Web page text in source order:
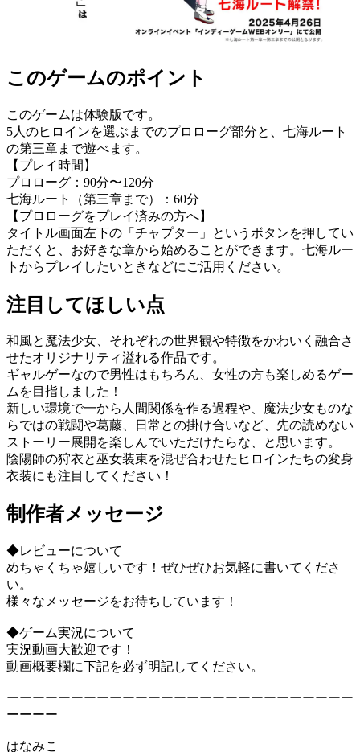
このゲームのポイント
このゲームは体験版です。
5人のヒロインを選ぶまでのプロローグ部分と、七海ルート
の第三章まで遊べます。
【プレイ時間】
プロローグ：90分〜120分
七海ルート（第三章まで）：60分
【プロローグをプレイ済みの方へ】
タイトル画面左下の「チャプター」というボタンを押してい
ただくと、お好きな章から始めることができます。七海ルー
トからプレイしたいときなどにご活用ください。
注目してほしい点
和風と魔法少女、それぞれの世界観や特徴をかわいく融合さ
せたオリジナリティ溢れる作品です。
ギャルゲーなので男性はもちろん、女性の方も楽しめるゲー
ムを目指しました！
新しい環境で一から人間関係を作る過程や、魔法少女ものな
らではの戦闘や葛藤、日常との掛け合いなど、先の読めない
ストーリー展開を楽しんでいただけたらな、と思います。
陰陽師の狩衣と巫女装束を混ぜ合わせたヒロインたちの変身
衣装にも注目してください！
制作者メッセージ
◆レビューについて
めちゃくちゃ嬉しいです！ぜひぜひお気軽に書いてくださ
い。
様々なメッセージをお待ちしています！
◆ゲーム実況について
実況動画大歓迎です！
動画概要欄に下記を必ず明記してください。
ーーーーーーーーーーーーーーーーーーーーーーーーーーー
ーーーー
はなみこ